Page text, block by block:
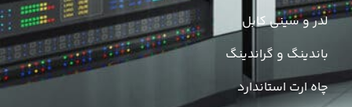
لدر و سینی کابل
باندینگ و گراندینگ
چاه ارت استاندارد